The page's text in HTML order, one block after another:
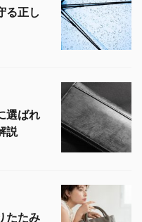
る正し
選ばれ
説
たたみ